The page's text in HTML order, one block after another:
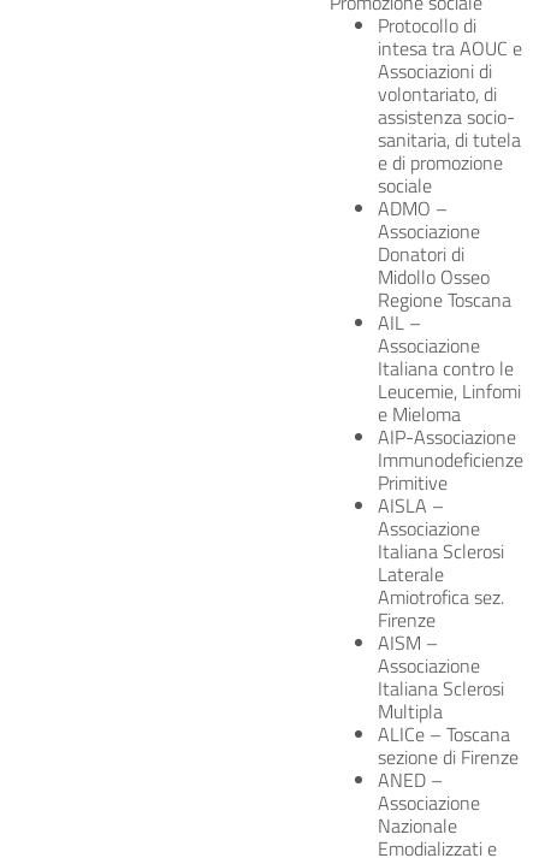
Protocollo di
intesa tra AOUC e
Associazioni di
volontariato, di
assistenza socio-
sanitaria, di tutela
e di promozione
sociale
ADMO –
Associazione
Donatori di
Midollo Osseo
Regione Toscana
AIL –
Associazione
Italiana contro le
Leucemie, Linfomi
e Mieloma
AIP-Associazione
Immunodeficienze
Primitive
AISLA –
Associazione
Italiana Sclerosi
Laterale
Amiotrofica sez.
Firenze
AISM –
Associazione
Italiana Sclerosi
Multipla
ALICe – Toscana
sezione di Firenze
ANED –
Associazione
Nazionale
Emodializzati e